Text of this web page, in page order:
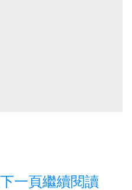
一頁繼續閱讀